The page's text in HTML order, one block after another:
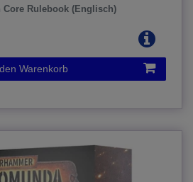
Rulebook (Englisch)
Warenkorb